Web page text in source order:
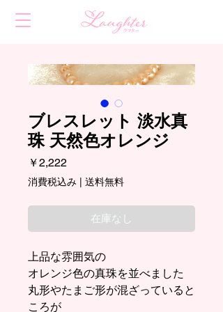
ブレスレット 淡水真
珠 天然色オレンジ
￥2,222
格
消費税込み 送料無料
在庫なし
上品な雰囲気の
オレンジ色の真珠を並べました
丸形やたまご形が混ざっていると
ころが